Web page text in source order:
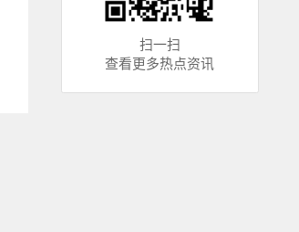
扫一扫
查看更多热点资讯